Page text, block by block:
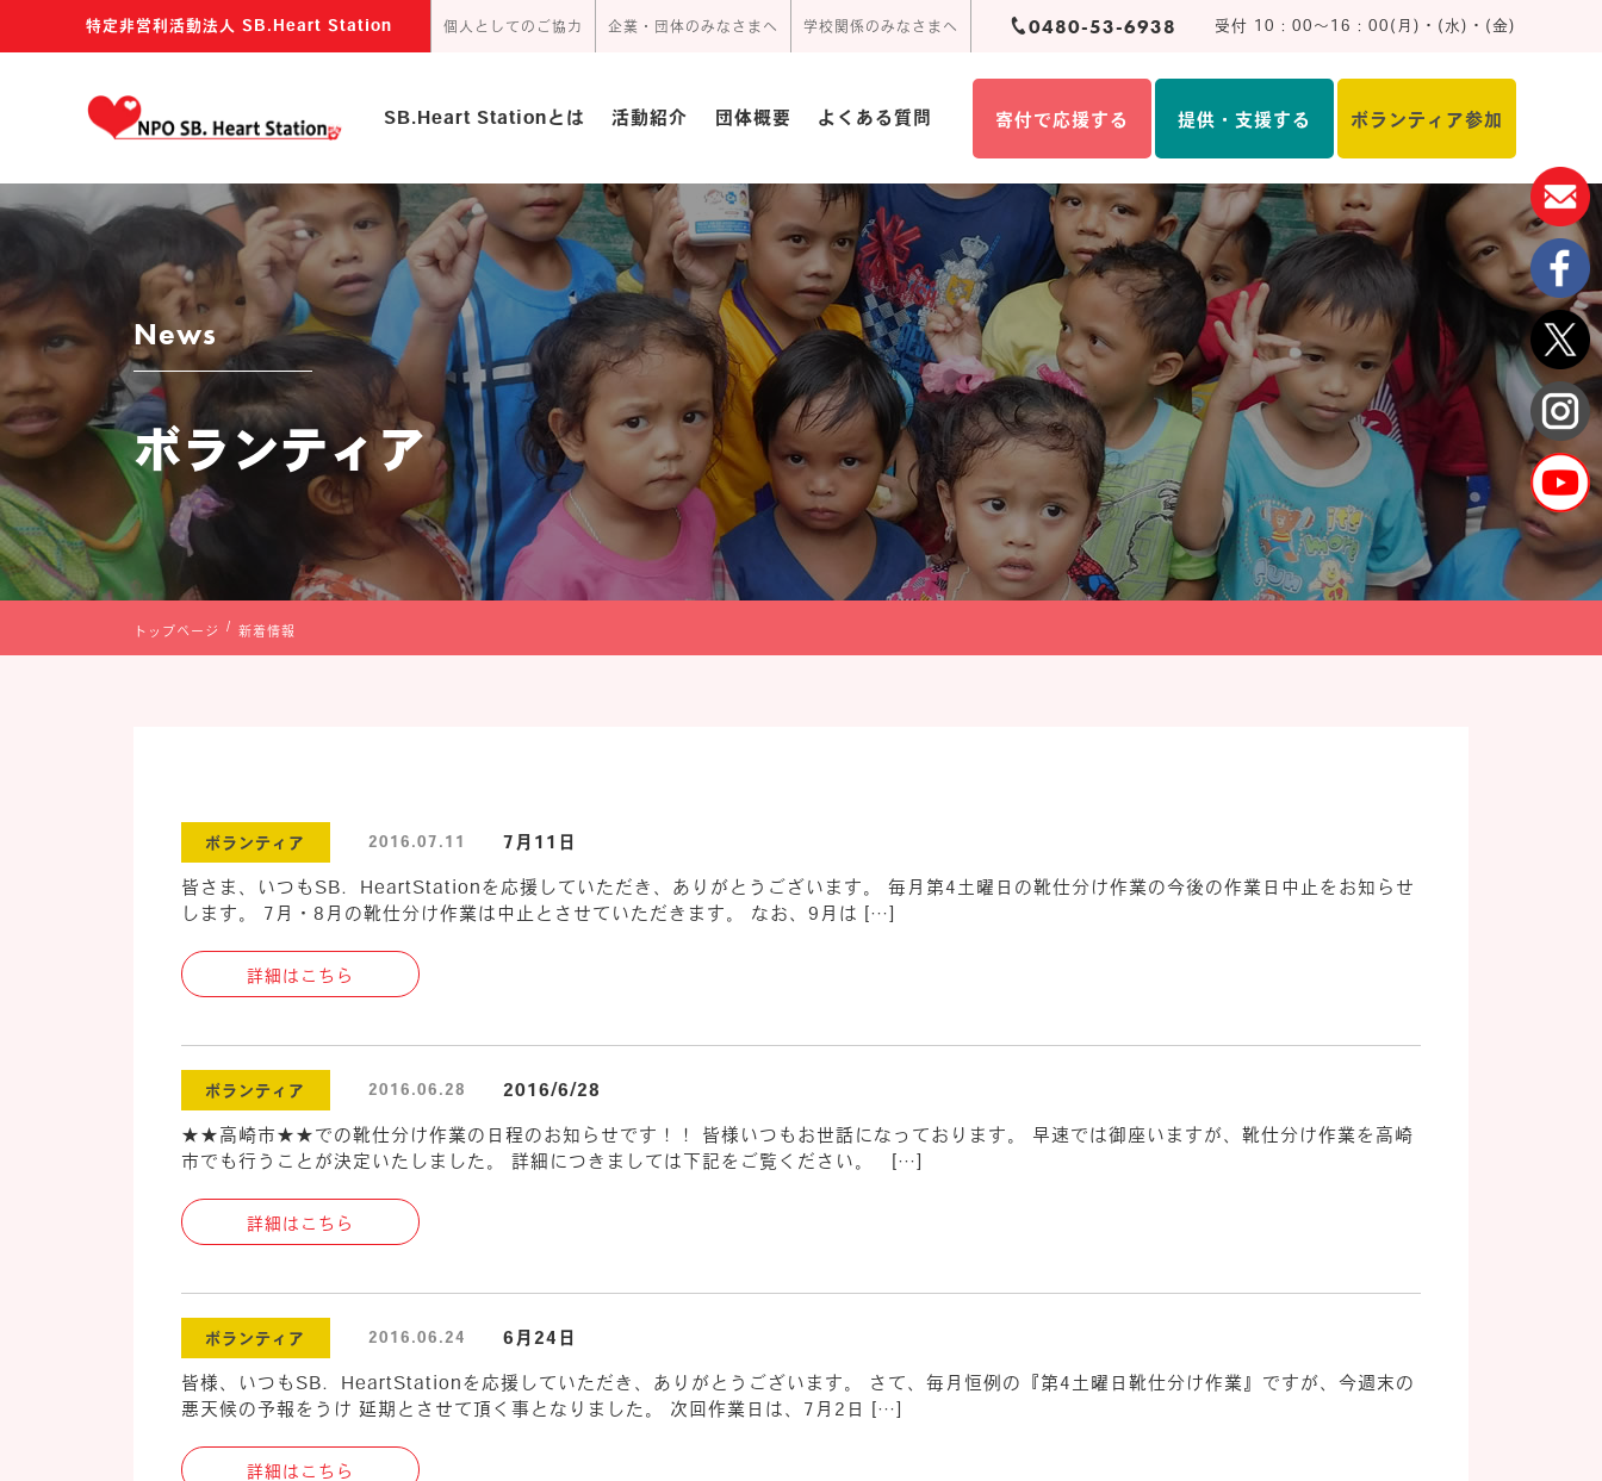
特定非営利活動法人 SB.Heart Station 個人としてのご協力 企業・団体のみなさまへ 学校関係のみなさまへ 0480-53-6938 受付 10：00～16：00(月)・(水)・(金)
SB.Heart Stationとは 活動紹介
主な活動内容 活動報告 頂いたお手紙
団体概要
団体の目的 団体概要･定款 周辺アクセス 事業報告書
よくある質問 寄付で応援する 提供・支援する ボランティア参加
news
ボランティア
トップページ 新着情報
ボランティア 2016.07.11 7月11日
皆さま、いつもSB．HeartStationを応援していただき、ありがとうございます。 毎月第4土曜日の靴仕分け作業の今後の作業日中止をお知らせ
します。 7月・8月の靴仕分け作業は中止とさせていただきます。 なお、9月は […]
詳細はこちら
ボランティア 2016.06.28 2016/6/28
★★高崎市★★での靴仕分け作業の日程のお知らせです！！ 皆様いつもお世話になっております。 早速では御座いますが、靴仕分け作業を高崎
市でも行うことが決定いたしました。 詳細につきましては下記をご覧ください。 […]
詳細はこちら
ボランティア 2016.06.24 6月24日
皆様、いつもSB．HeartStationを応援していただき、ありがとうございます。 さて、毎月恒例の『第4土曜日靴仕分け作業』ですが、今週末の
悪天候の予報をうけ 延期とさせて頂く事となりました。 次回作業日は、7月2日 […]
詳細はこちら